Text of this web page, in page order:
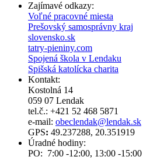
Zajímavé odkazy:
Voľné pracovné miesta
Prešovský samosprávny kraj
slovensko.sk
tatry-pieniny.com
Spojená škola v Lendaku
Spišská katolícka charita
Kontakt:
Kostolná 14
059 07 Lendak
tel.č.: +421 52 468 5871
e-mail: obeclendak@lendak.sk
GPS: 49.237288, 20.351919
Úradné hodiny:
PO: 7:00 -12:00, 13:00 -15:00